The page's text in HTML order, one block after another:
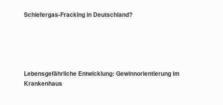
Schiefergas-Fracking in Deutschland?
Lebensgefährliche Entwicklung: Gewinnorientierung im
Krankenhaus